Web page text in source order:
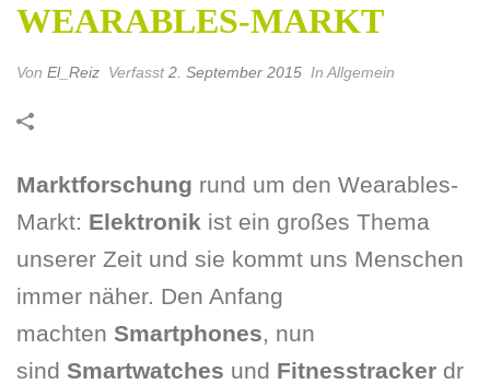
WEARABLES-MARKT
Von El_Reiz Verfasst2. September 2015 In Allgemein
Marktforschung rund um den Wearables-
Markt: Elektronik ist ein großes Thema
unserer Zeit und sie kommt uns Menschen
immer näher. Den Anfang
machten Smartphones, nun
sind Smartwatches und Fitnesstracker dr